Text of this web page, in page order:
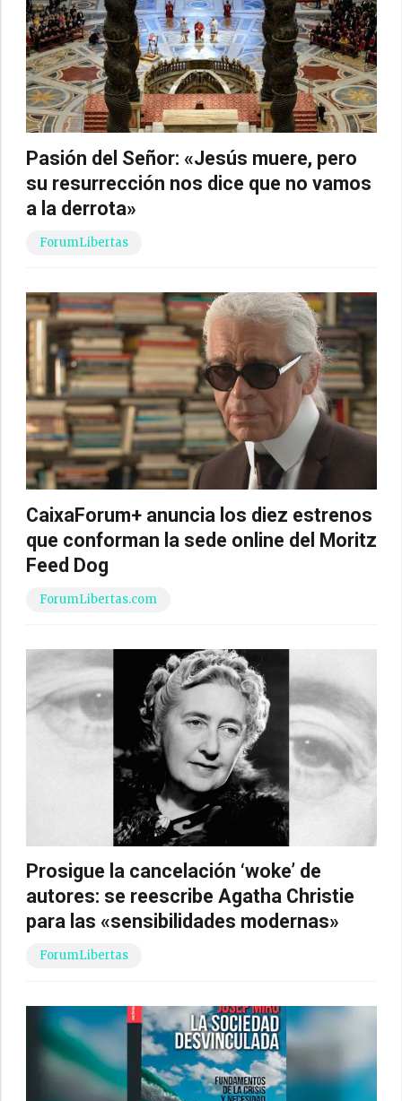
Pasión del Señor: «Jesús muere, pero
su resurrección nos dice que no vamos
a la derrota»
ForumLibertas
CaixaForum+ anuncia los diez estrenos
que conforman la sede online del Moritz
Feed Dog
ForumLibertas.com
Prosigue la cancelación ‘woke’ de
autores: se reescribe Agatha Christie
para las «sensibilidades modernas»
ForumLibertas